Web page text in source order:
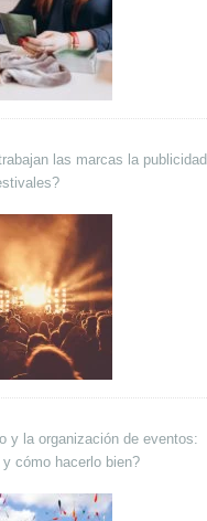
las marcas la publicidad
y la organización de eventos:
cómo hacerlo bien?